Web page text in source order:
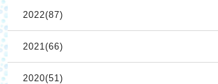
2022(87)
2021(66)
2020(51)